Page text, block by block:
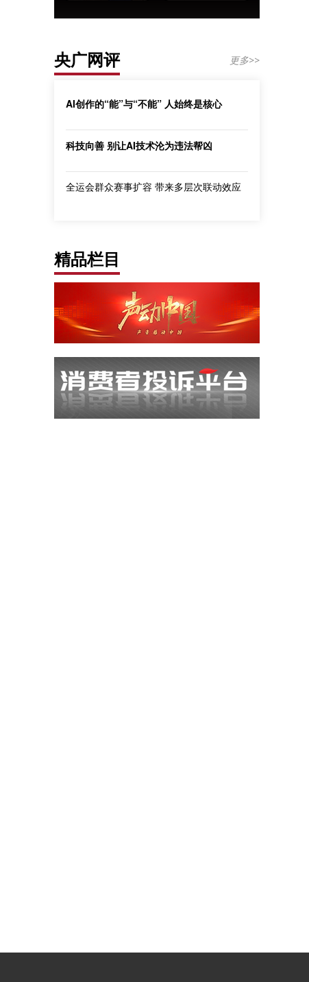
央广网评 更多>>
AI创作的“能”与“不能” 人始终是核心
科技向善 别让AI技术沦为违法帮凶
全运会群众赛事扩容 带来多层次联动效应
精品栏目